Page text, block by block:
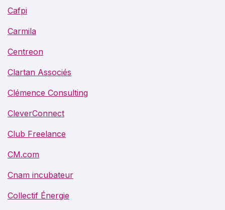
Cafpi
Carmila
Centreon
Clartan Associés
Clémence Consulting
CleverConnect
Club Freelance
CM.com
Cnam incubateur
Collectif Énergie